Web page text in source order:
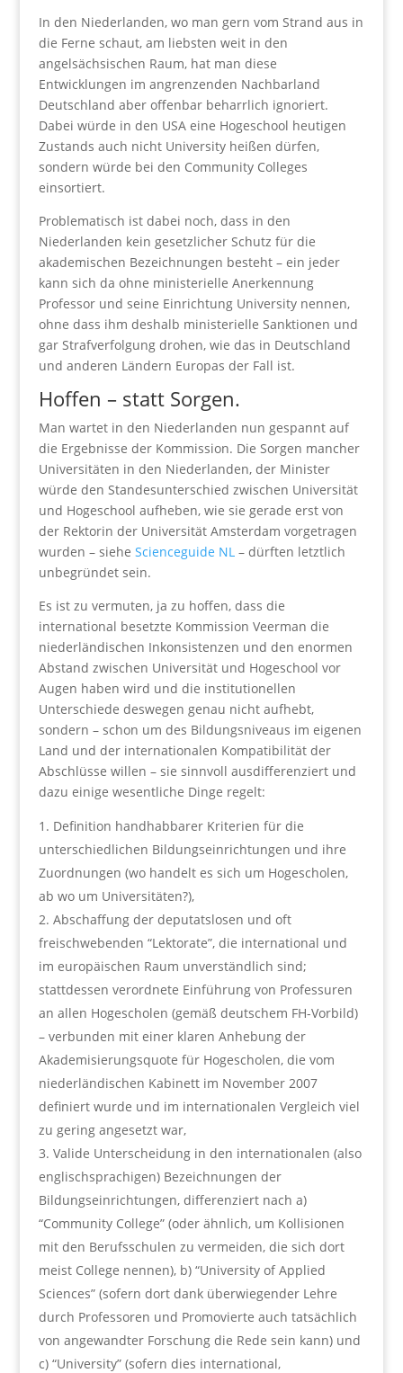
In den Niederlanden, wo man gern vom Strand aus in
die Ferne schaut, am liebsten weit in den
angelsächsischen Raum, hat man diese
Entwicklungen im angrenzenden Nachbarland
Deutschland aber offenbar beharrlich ignoriert.
Dabei würde in den USA eine Hogeschool heutigen
Zustands auch nicht University heißen dürfen,
sondern würde bei den Community Colleges
einsortiert.
Problematisch ist dabei noch, dass in den
Niederlanden kein gesetzlicher Schutz für die
akademischen Bezeichnungen besteht – ein jeder
kann sich da ohne ministerielle Anerkennung
Professor und seine Einrichtung University nennen,
ohne dass ihm deshalb ministerielle Sanktionen und
gar Strafverfolgung drohen, wie das in Deutschland
und anderen Ländern Europas der Fall ist.
Hoffen – statt Sorgen.
Man wartet in den Niederlanden nun gespannt auf
die Ergebnisse der Kommission. Die Sorgen mancher
Universitäten in den Niederlanden, der Minister
würde den Standesunterschied zwischen Universität
und Hogeschool aufheben, wie sie gerade erst von
der Rektorin der Universität Amsterdam vorgetragen
wurden – siehe Scienceguide NL– dürften letztlich
unbegründet sein.
Es ist zu vermuten, ja zu hoffen, dass die
international besetzte Kommission Veerman die
niederländischen Inkonsistenzen und den enormen
Abstand zwischen Universität und Hogeschool vor
Augen haben wird und die institutionellen
Unterschiede deswegen genau nicht aufhebt,
sondern – schon um des Bildungsniveaus im eigenen
Land und der internationalen Kompatibilität der
Abschlüsse willen – sie sinnvoll ausdifferenziert und
dazu einige wesentliche Dinge regelt:
Definition handhabbarer Kriterien für die
unterschiedlichen Bildungseinrichtungen und ihre
Zuordnungen (wo handelt es sich um Hogescholen,
ab wo um Universitäten?),
Abschaffung der deputatslosen und oft
freischwebenden “Lektorate”, die international und
im europäischen Raum unverständlich sind;
stattdessen verordnete Einführung von Professuren
an allen Hogescholen (gemäß deutschem FH-Vorbild)
– verbunden mit einer klaren Anhebung der
Akademisierungsquote für Hogescholen, die vom
niederländischen Kabinett im November 2007
definiert wurde und im internationalen Vergleich viel
zu gering angesetzt war,
Valide Unterscheidung in den internationalen (also
englischsprachigen) Bezeichnungen der
Bildungseinrichtungen, differenziert nach a)
“Community College” (oder ähnlich, um Kollisionen
mit den Berufsschulen zu vermeiden, die sich dort
meist College nennen), b) “University of Applied
Sciences” (sofern dort dank überwiegender Lehre
durch Professoren und Promovierte auch tatsächlich
von angewandter Forschung die Rede sein kann) und
c) “University” (sofern dies international,